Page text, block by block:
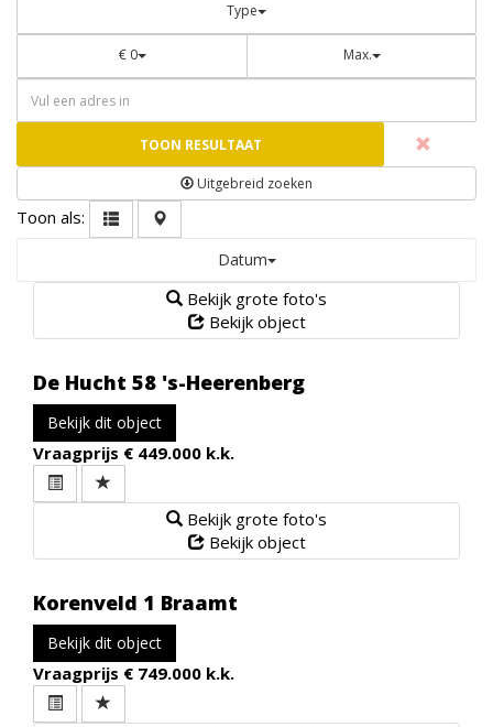
Type
€ 0 Max.
TOON RESULTAAT
Uitgebreid zoeken
Toon als:
Datum
Bekijk grote foto's
Bekijk object
De Hucht 58 's-Heerenberg
Bekijk dit object
Vraagprijs € 449.000 k.k.
Bekijk grote foto's
Bekijk object
Korenveld 1 Braamt
Bekijk dit object
Vraagprijs € 749.000 k.k.